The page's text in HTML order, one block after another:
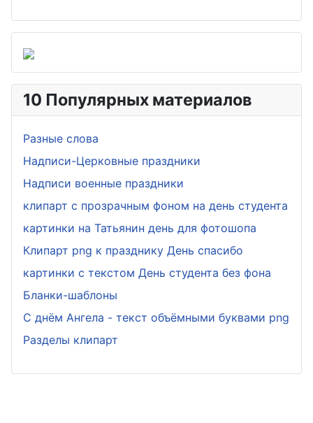
10 Популярных материалов
Разные слова
Надписи-Церковные праздники
Надписи военные праздники
клипарт с прозрачным фоном на день студента
картинки на Татьянин день для фотошопа
Клипарт png к празднику День спасибо
картинки с текстом День студента без фона
Бланки-шаблоны
С днём Ангела - текст объёмными буквами png
Разделы клипарт